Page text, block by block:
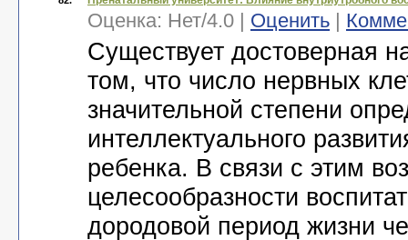
Оценка: Нет/4.0 | Оценить |
Существует достоверная
том, что число нервных
значительной степени
интеллектуального
ребенка. В связи с этим
целесообразности
дородовой период жизни